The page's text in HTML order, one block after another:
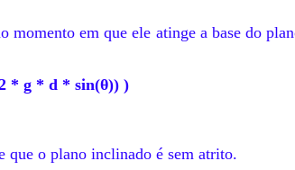
momento em que ele atinge a base do
* g * d * sin(θ)) )
que o plano inclinado é sem atrito.